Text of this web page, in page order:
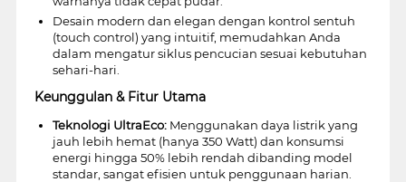
Desain modern dan elegan dengan kontrol sentuh
(touch control) yang intuitif, memudahkan Anda
dalam mengatur siklus pencucian sesuai kebutuhan
sehari-hari.
Keunggulan & Fitur Utama
Teknologi UltraEco:Menggunakan daya listrik yang
jauh lebih hemat (hanya 350 Watt) dan konsumsi
energi hingga 50% lebih rendah dibanding model
standar, sangat efisien untuk penggunaan harian.